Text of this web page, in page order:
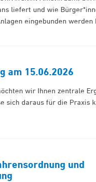
liefert und wie
eingebunden
am 15.06.2026
wir Ihnen zentrale
sich daraus für die Praxis
und